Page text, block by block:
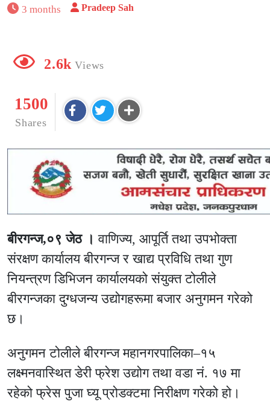
3 months Pradeep Sah
2.6k Views
1500
Shares
बीरगन्ज,०९ जेठ । वाणिज्य, आपूर्ति तथा उपभोक्ता
संरक्षण कार्यालय बीरगन्ज र खाद्य प्रविधि तथा गुण
नियन्त्रण डिभिजन कार्यालयको संयुक्त टोलीले
बीरगन्जका दुग्धजन्य उद्योगहरूमा बजार अनुगमन गरेको
छ।
अनुगमन टोलीले बीरगन्ज महानगरपालिका–१५
लक्ष्मनवास्थित डेरी फ्रेश उद्योग तथा वडा नं. १७ मा
रहेको फ्रेस पुजा घ्यू प्रोडक्टमा निरीक्षण गरेको हो।